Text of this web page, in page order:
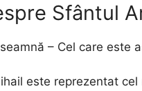
Sfântul
– Cel care este
este reprezentat